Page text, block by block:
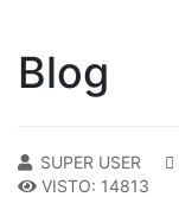
Blog
SUPER USER
VISTO: 14813